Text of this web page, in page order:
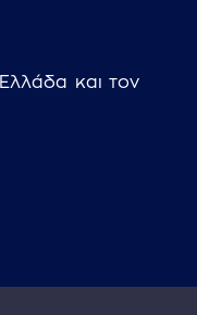
και τον